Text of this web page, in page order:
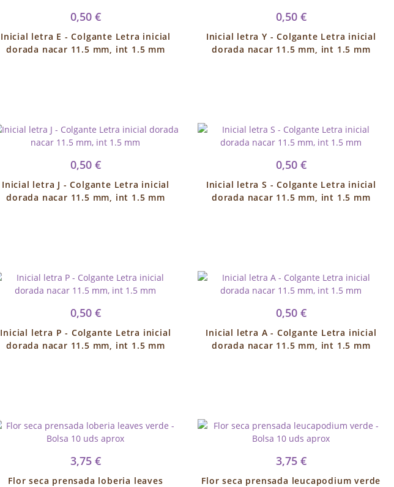
0,50 €
Inicial letra E - Colgante Letra inicial
dorada nacar 11.5 mm, int 1.5 mm
0,50 €
Inicial letra Y - Colgante Letra inicial
dorada nacar 11.5 mm, int 1.5 mm
0,50 €
Inicial letra J - Colgante Letra inicial
dorada nacar 11.5 mm, int 1.5 mm
0,50 €
Inicial letra S - Colgante Letra inicial
dorada nacar 11.5 mm, int 1.5 mm
0,50 €
Inicial letra P - Colgante Letra inicial
dorada nacar 11.5 mm, int 1.5 mm
0,50 €
Inicial letra A - Colgante Letra inicial
dorada nacar 11.5 mm, int 1.5 mm
3,75 €
Flor seca prensada loberia leaves
3,75 €
Flor seca prensada leucapodium verde